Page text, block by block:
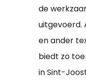
de
uitgevoerd.
en ander
biedt zo
in Sint-